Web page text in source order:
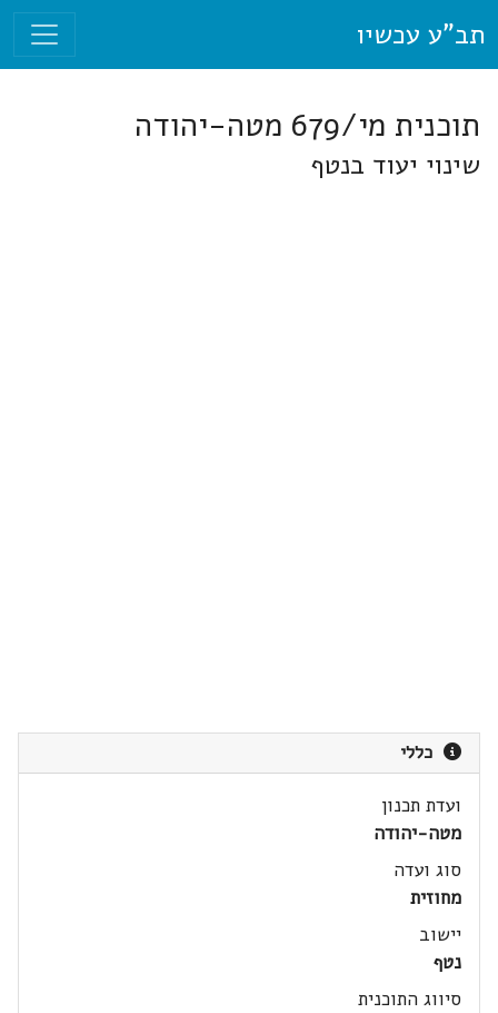
תב"ע עכשיו
תוכנית מי/679 מטה-יהודה
שינוי יעוד בנטף
כללי
ועדת תכנון
מטה-יהודה
סוג ועדה
מחוזית
יישוב
נטף
סיווג התוכנית